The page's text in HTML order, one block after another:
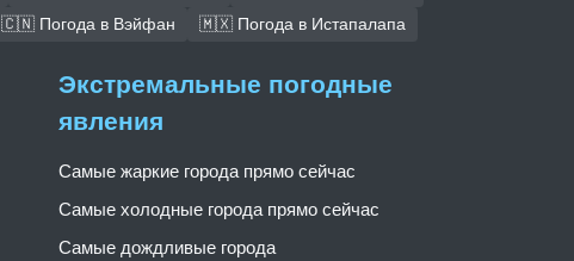
🇨🇳 Погода в Вэйфан 🇲🇽 Погода в Истапалапа
Экстремальные погодные
явления
Самые жаркие города прямо сейчас
Самые холодные города прямо сейчас
Самые дождливые города